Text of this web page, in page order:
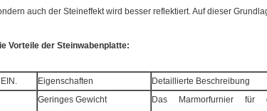
auch der Steineffekt wird besser reflektiert. Auf dieser
Vorteile der Steinwabenplatte:
Eigenschaften
Detaillierte Beschreibung
Geringes Gewicht
Das Marmorfurnier für